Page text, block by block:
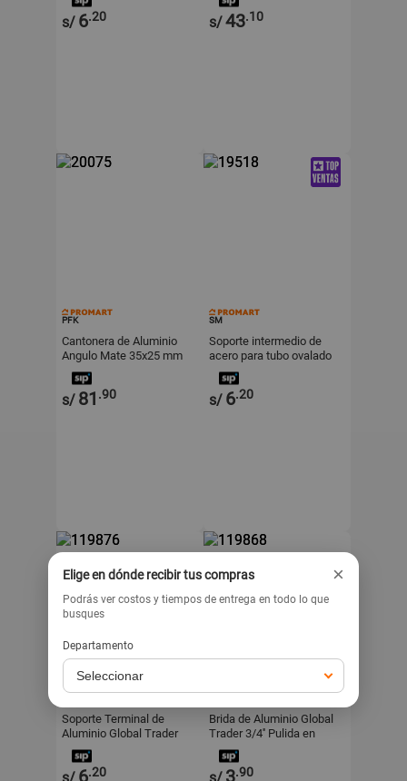
s/ 6.20 s/43.10
PFK
Cantonera de Aluminio
Angulo Mate 35x25 mm
Pfk
s/ 81 .90
SM
Soporte intermedio de
acero para tubo ovalado
s/ 6.20
Soporte Terminal de
Aluminio Global Trader
3/4'' Pulido
s/ 6.20
Brida de Aluminio Global
Trader 3/4'' Pulida en
Plata
s/ 3.90
Elige en dónde recibir tus compras ×
Podrás ver costos y tiempos de entrega en todo lo que
busques
Departamento